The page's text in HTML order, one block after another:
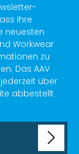
Ihre
neuesten
Workwear
zu
Das AAV
über
abbestellt